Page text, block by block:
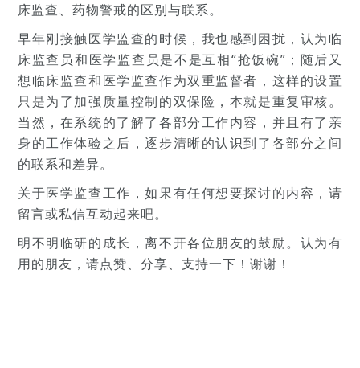
床监查、药物警戒的区别与联系。
早年刚接触医学监查的时候，我也感到困扰，认为临
床监查员和医学监查员是不是互相“抢饭碗”；随后又
想临床监查和医学监查作为双重监督者，这样的设置
只是为了加强质量控制的双保险，本就是重复审核。
当然，在系统的了解了各部分工作内容，并且有了亲
身的工作体验之后，逐步清晰的认识到了各部分之间
的联系和差异。
关于医学监查工作，如果有任何想要探讨的内容，请
留言或私信互动起来吧。
明不明临研的成长，离不开各位朋友的鼓励。认为有
用的朋友，请点赞、分享、支持一下！谢谢！